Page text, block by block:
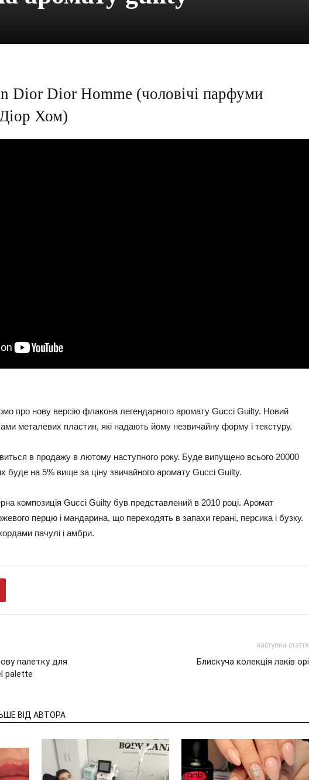
Dior Dior Homme (чоловічі парфуми
Хом)
про нову версію флакона легендарного аромату Gucci Guilty. Новий
металевих пластин, які надають йому незвичайну форму і текстуру.
в продажу в лютому наступного року. Буде випущено всього 20000
буде на 5% вище за ціну звичайного аромату Gucci Guilty.
композиція Gucci Guilty був представлений в 2010 році. Аромат
перцю і мандарина, що переходять в запахи герані, персика і бузку.
пачулі і амбри.
палетку для
palette
наступна стаття
Блискуча колекція лаків opi
ВІД АВТОРА